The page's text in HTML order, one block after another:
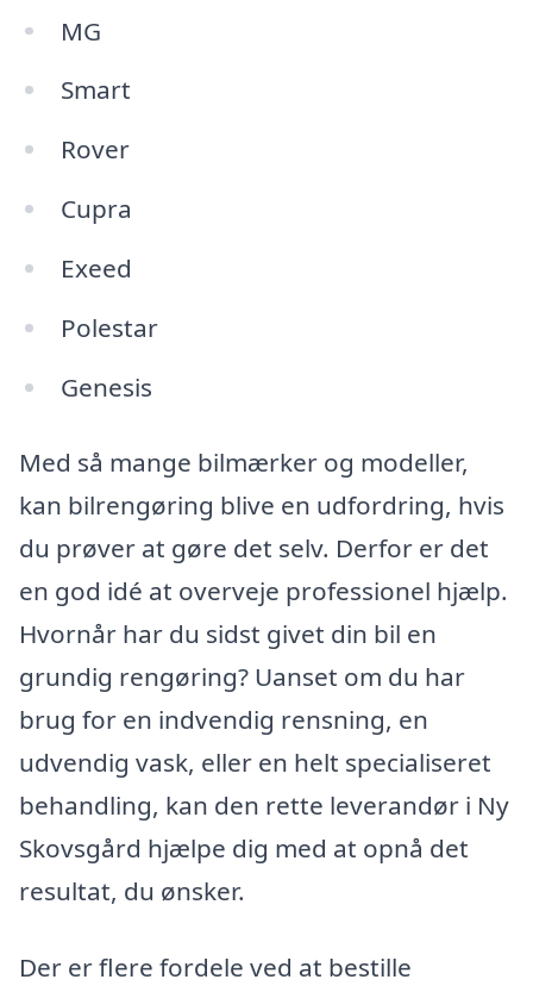
MG
Smart
Rover
Cupra
Exeed
Polestar
Genesis
Med så mange bilmærker og modeller,
kan bilrengøring blive en udfordring, hvis
du prøver at gøre det selv. Derfor er det
en god idé at overveje professionel hjælp.
Hvornår har du sidst givet din bil en
grundig rengøring? Uanset om du har
brug for en indvendig rensning, en
udvendig vask, eller en helt specialiseret
behandling, kan den rette leverandør i Ny
Skovsgård hjælpe dig med at opnå det
resultat, du ønsker.
Der er flere fordele ved at bestille